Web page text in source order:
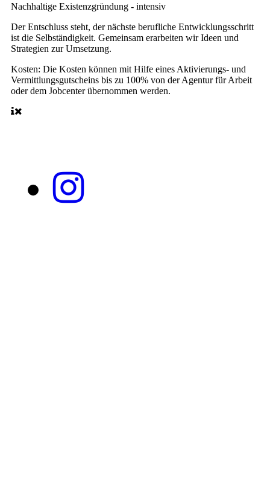
Nachhaltige Existenzgründung - intensiv
Der Entschluss steht, der nächste berufliche Entwicklungsschritt
ist die Selbständigkeit. Gemeinsam erarbeiten wir Ideen und
Strategien zur Umsetzung.
Kosten: Die Kosten können mit Hilfe eines Aktivierungs- und
Vermittlungsgutscheins bis zu 100% von der Agentur für Arbeit
oder dem Jobcenter übernommen werden.